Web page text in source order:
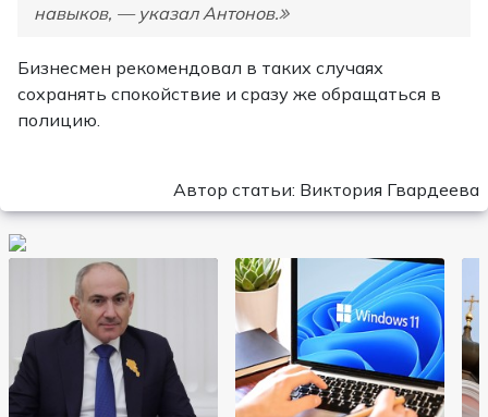
навыков, — указал Антонов.
Бизнесмен рекомендовал в таких случаях
сохранять спокойствие и сразу же обращаться в
полицию.
Автор статьи: Виктория Гвардеева